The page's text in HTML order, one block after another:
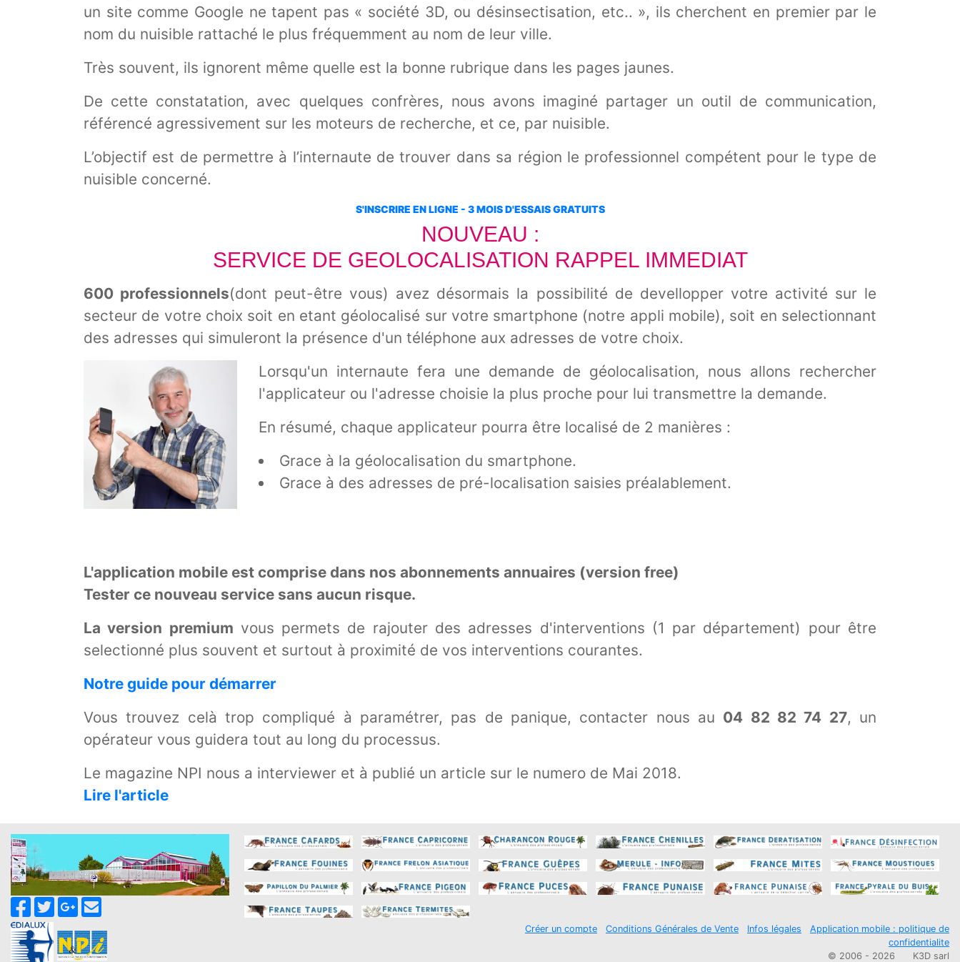
un site comme Google ne tapent pas « société 3D, ou désinsectisation, etc.. », ils cherchent en premier par le
nom du nuisible rattaché le plus fréquemment au nom de leur ville.
Très souvent, ils ignorent même quelle est la bonne rubrique dans les pages jaunes.
De cette constatation, avec quelques confrères, nous avons imaginé partager un outil de communication,
référencé agressivement sur les moteurs de recherche, et ce, par nuisible.
L’objectif est de permettre à l’internaute de trouver dans sa région le professionnel compétent pour le type de
nuisible concerné.
S'INSCRIRE EN LIGNE - 3 MOIS D'ESSAIS GRATUITS
NOUVEAU :
SERVICE DE GEOLOCALISATION RAPPEL IMMEDIAT
600 professionnels(dont peut-être vous) avez désormais la possibilité de devellopper votre activité sur le
secteur de votre choix soit en etant géolocalisé sur votre smartphone (notre appli mobile), soit en selectionnant
des adresses qui simuleront la présence d'un téléphone aux adresses de votre choix.
Lorsqu'un internaute fera une demande de géolocalisation, nous allons rechercher
l'applicateur ou l'adresse choisie la plus proche pour lui transmettre la demande.
En résumé, chaque applicateur pourra être localisé de 2 manières :
Grace à la géolocalisation du smartphone.
Grace à des adresses de pré-localisation saisies préalablement.
L'application mobile est comprise dans nos abonnements annuaires (version free)
Tester ce nouveau service sans aucun risque.
La version premium vous permets de rajouter des adresses d'interventions (1 par département) pour être
selectionné plus souvent et surtout à proximité de vos interventions courantes.
Notre guide pour démarrer
Vous trouvez celà trop compliqué à paramétrer, pas de panique, contacter nous au 04 82 82 74 27, un
opérateur vous guidera tout au long du processus.
Le magazine NPI nous a interviewer et à publié un article sur le numero de Mai 2018.
Lire l'article
Créer un compte Conditions Générales de Vente Infos légales
Application mobile : politique de
confidentialite
© 2006 - 2026
K3D sarl